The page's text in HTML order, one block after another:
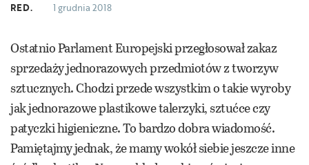
RED. 1 grudnia 2018
Ostatnio Parlament Europejski przegłosował zakaz
sprzedaży jednorazowych przedmiotów z tworzyw
sztucznych. Chodzi przede wszystkim o takie wyroby
jak jednorazowe plastikowe talerzyki, sztućce czy
patyczki higieniczne. To bardzo dobra wiadomość.
Pamiętajmy jednak, że mamy wokół siebie jeszcze inne